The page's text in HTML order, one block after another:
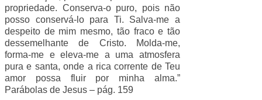
propriedade. Conserva-o puro, pois não
posso conservá-lo para Ti. Salva-me a
despeito de mim mesmo, tão fraco e tão
dessemelhante de Cristo. Molda-me,
forma-me e eleva-me a uma atmosfera
pura e santa, onde a rica corrente de Teu
amor possa fluir por minha alma.”
Parábolas de Jesus – pág. 159